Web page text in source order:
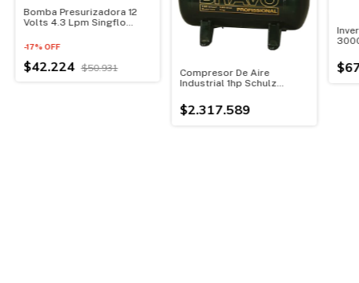
Bomba Presurizadora 12
Volts 4.3 Lpm Singflo
-17%OFF
$42.224 $50.931
Compresor De Aire
Industrial 1hp Schulz
$2.317.589